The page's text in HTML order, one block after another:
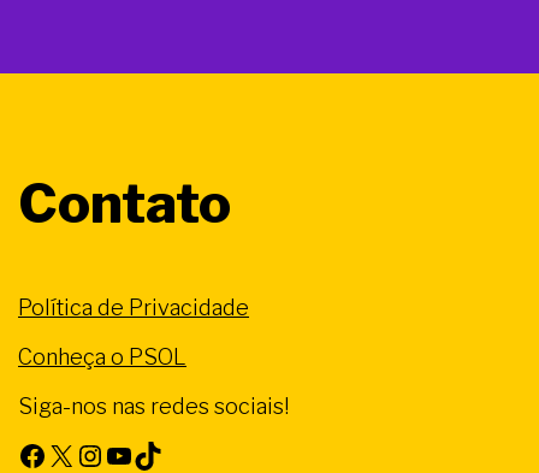
Contato
Política de Privacidade
Conheça o PSOL
Siga-nos nas redes sociais!
Facebook X Instagram Youtube TikTok